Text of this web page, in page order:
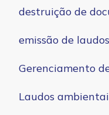
destruição de
emissão de laudos
Gerenciamento
Laudos